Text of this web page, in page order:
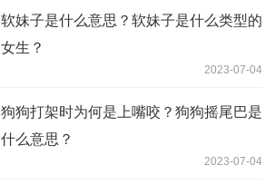
软妹子是什么意思？软妹子是什么类型的
女生？
2023-07-04
狗狗打架时为何是上嘴咬？狗狗摇尾巴是
什么意思？
2023-07-04